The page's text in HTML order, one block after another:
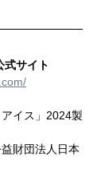
式サイト
イス」2024製
財団法人日本